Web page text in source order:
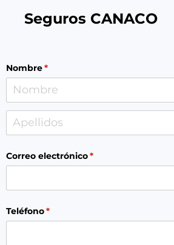
Seguros CANACO
Nombre*
(necesario)
Correo electrónico*
(necesario)
Teléfono*
(necesario)